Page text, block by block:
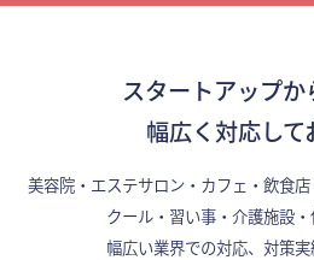
スタートアップ
幅広く対応して
美容院・エステサロン・カフェ・飲食
クール・習い事・介護施設
幅広い業界での対応、対策実